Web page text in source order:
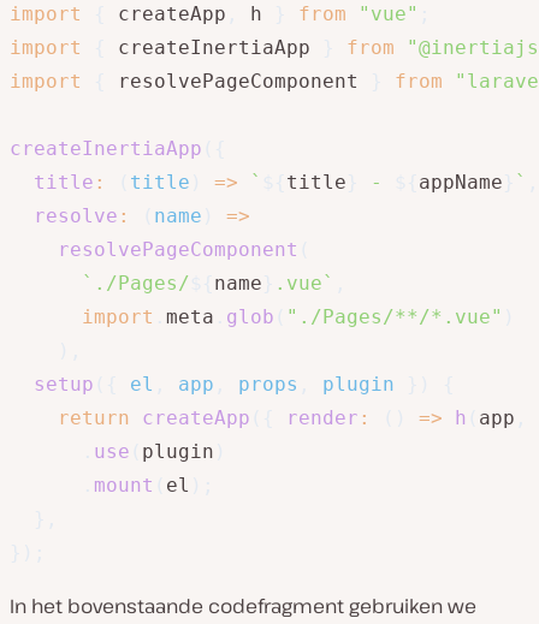
import createApp h from "vue"
import
createInertiaApp from
import
resolvePageComponent from
createInertiaApp
title : title => ` title - appName `
resolve : name
=>
resolvePageComponent
` ./Pages/ name .vue`
import
meta glob "./Pages/**/*.vue"
setup
el app props plugin
return
createApp render : => h app
use plugin
mount el
In het bovenstaande codefragment gebruiken we